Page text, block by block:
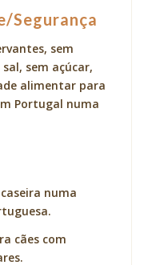
Segurança
sem
sem açúcar,
alimentar para
Portugal numa
numa
cães com